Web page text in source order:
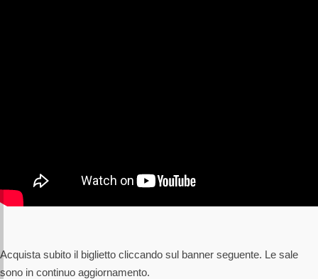
Acquista subito il biglietto cliccando sul banner seguente. Le sale
sono in continuo aggiornamento.